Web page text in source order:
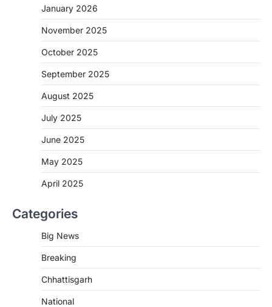
January 2026
November 2025
October 2025
September 2025
August 2025
July 2025
June 2025
May 2025
April 2025
Categories
Big News
Breaking
Chhattisgarh
National
CG: शराब दुकानों में गड़बड़ी पर आबकारी
विभाग का बड़ा एक्शन
रायपुर। छत्तीसगढ़ में शराब दुकानों में अधिक कीमत पर
कोचिंग संस्थानों से आवेदन आमंत्रित
CHHATTISGARH
More Khabar August 6, 2026